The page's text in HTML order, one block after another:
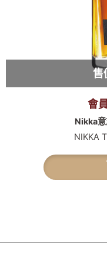
售
會
Nikka
NIKKA